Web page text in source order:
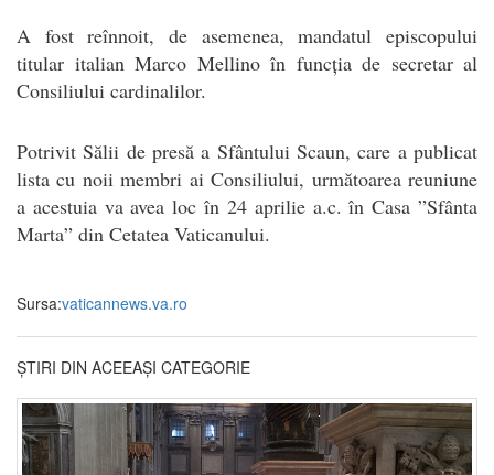
A fost reînnoit, de asemenea, mandatul episcopului
titular italian Marco Mellino în funcția de secretar al
Consiliului cardinalilor.
Potrivit Sălii de presă a Sfântului Scaun, care a publicat
lista cu noii membri ai Consiliului, următoarea reuniune
a acestuia va avea loc în 24 aprilie a.c. în Casa ”Sfânta
Marta” din Cetatea Vaticanului.
Sursa:vaticannews.va.ro
ȘTIRI DIN ACEEAȘI CATEGORIE